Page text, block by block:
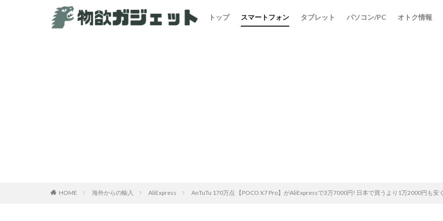
トップ スマートフォン タブレット パソコン/PC オトク情報
HOME 海外からの輸入 AliExpress AnTuTu 170万点 【POCO X7 Pro】がAliExpressで3万7000円! 日本で買うより1万2000円も安